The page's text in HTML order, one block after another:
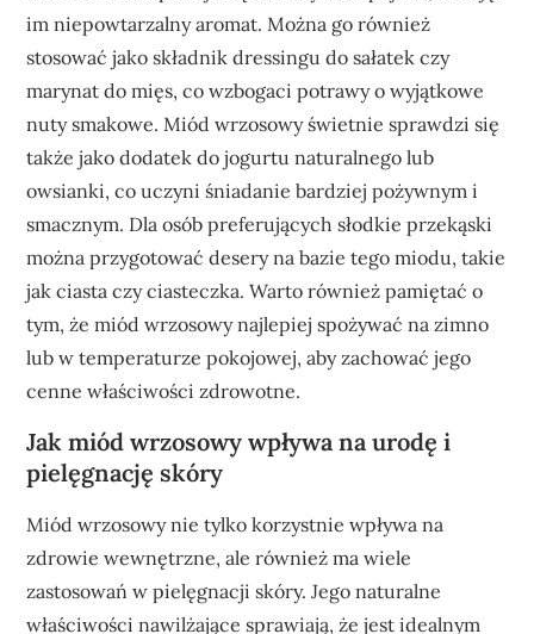
im niepowtarzalny aromat. Można go również
stosować jako składnik dressingu do sałatek czy
marynat do mięs, co wzbogaci potrawy o wyjątkowe
nuty smakowe. Miód wrzosowy świetnie sprawdzi się
także jako dodatek do jogurtu naturalnego lub
owsianki, co uczyni śniadanie bardziej pożywnym i
smacznym. Dla osób preferujących słodkie przekąski
można przygotować desery na bazie tego miodu, takie
jak ciasta czy ciasteczka. Warto również pamiętać o
tym, że miód wrzosowy najlepiej spożywać na zimno
lub w temperaturze pokojowej, aby zachować jego
cenne właściwości zdrowotne.
Jak miód wrzosowy wpływa na urodę i
pielęgnację skóry
Miód wrzosowy nie tylko korzystnie wpływa na
zdrowie wewnętrzne, ale również ma wiele
zastosowań w pielęgnacji skóry. Jego naturalne
właściwości nawilżające sprawiają, że jest idealnym